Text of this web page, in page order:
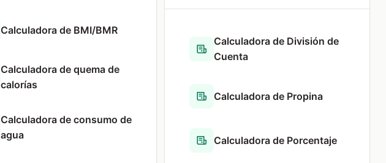
Calculadora de BMI/BMR
Calculadora de quema de
calorías
Calculadora de consumo de
agua
Calculadora de División de
Cuenta
Calculadora de Propina
Calculadora de Porcentaje